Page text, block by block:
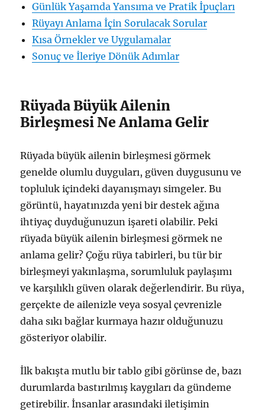
Günlük Yaşamda Yansıma ve Pratik İpuçları
Rüyayı Anlama İçin Sorulacak Sorular
Kısa Örnekler ve Uygulamalar
Sonuç ve İleriye Dönük Adımlar
Rüyada Büyük Ailenin
Birleşmesi Ne Anlama Gelir
Rüyada büyük ailenin birleşmesi görmek
genelde olumlu duyguları, güven duygusunu ve
topluluk içindeki dayanışmayı simgeler. Bu
görüntü, hayatınızda yeni bir destek ağına
ihtiyaç duyduğunuzun işareti olabilir. Peki
rüyada büyük ailenin birleşmesi görmek ne
anlama gelir? Çoğu rüya tabirleri, bu tür bir
birleşmeyi yakınlaşma, sorumluluk paylaşımı
ve karşılıklı güven olarak değerlendirir. Bu rüya,
gerçekte de ailenizle veya sosyal çevrenizle
daha sıkı bağlar kurmaya hazır olduğunuzu
gösteriyor olabilir.
İlk bakışta mutlu bir tablo gibi görünse de, bazı
durumlarda bastırılmış kaygıları da gündeme
getirebilir. İnsanlar arasındaki iletişimin